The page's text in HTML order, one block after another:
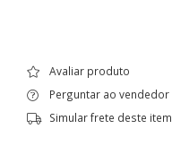
Avaliar produto
Perguntar ao vendedor
Simular frete deste item